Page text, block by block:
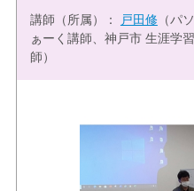
講師（所属）： 戸田修（パ
ぁーく講師、神戸市 生涯学
師）